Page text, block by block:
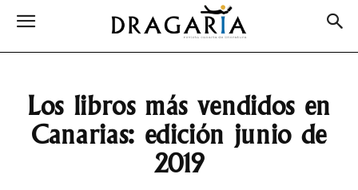
Los libros más vendidos en
Canarias: edición junio de
2019